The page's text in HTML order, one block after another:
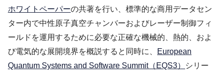
ホワイトペーパーの共著を行い、標準的な商用データセン
ター内で中性原子真空チャンバーおよびレーザー制御フィ
ールドを運用するために必要な正確な機械的、熱的、およ
び電気的な展開境界を概説すると同時に、
European
Quantum Systems and Software Summit（EQS3）
シリー